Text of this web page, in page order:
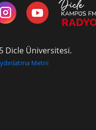
Dicle Üniversitesi.
Metni